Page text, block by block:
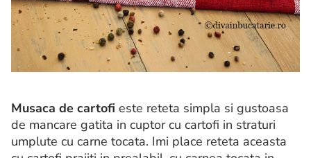
Musaca de cartofi este reteta simpla si gustoasa
de mancare gatita in cuptor cu cartofi in straturi
umplute cu carne tocata. Imi place reteta aceasta